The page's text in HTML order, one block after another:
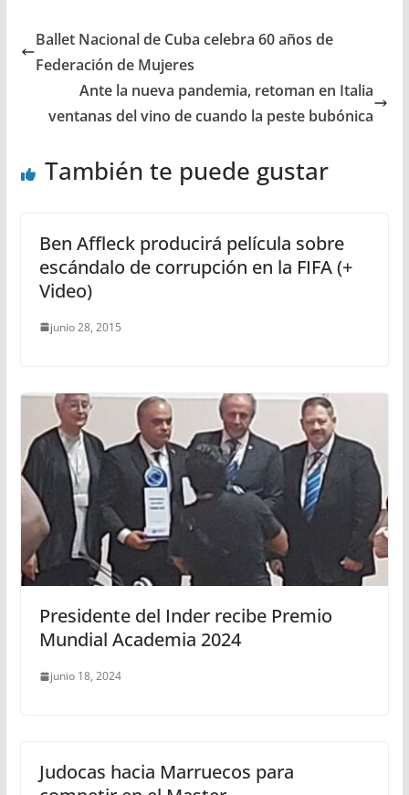
Ballet Nacional de Cuba celebra 60 años de
Federación de Mujeres
Ante la nueva pandemia, retoman en Italia
ventanas del vino de cuando la peste bubónica
También te puede gustar
Ben Affleck producirá película sobre
escándalo de corrupción en la FIFA (+
Video)
junio 28, 2015
Presidente del Inder recibe Premio
Mundial Academia 2024
junio 18, 2024
Judocas hacia Marruecos para